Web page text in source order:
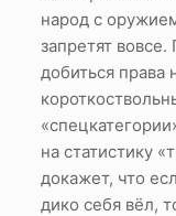
народ с
запретят
добиться
на статистику
докажет, что
дико себя вёл,